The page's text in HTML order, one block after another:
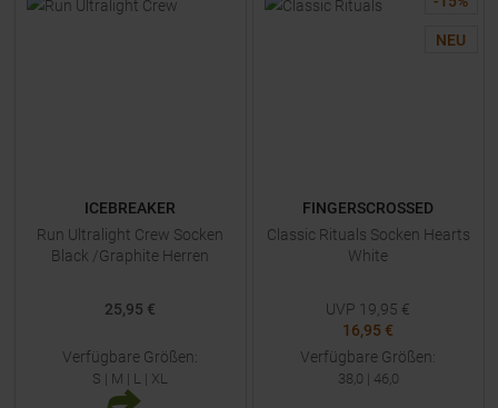
ICEBREAKER
Run Ultralight Crew Socken
Black /Graphite Herren
25,95 €
Verfügbare Größen:
S | M | L | XL
NEU
FINGERSCROSSED
Classic Rituals Socken Hearts
White
UVP 19,95 €
16,95 €
Verfügbare Größen:
38,0 | 46,0